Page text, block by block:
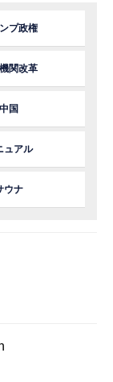
プ政権
関改革
中国
ュアル
ウナ